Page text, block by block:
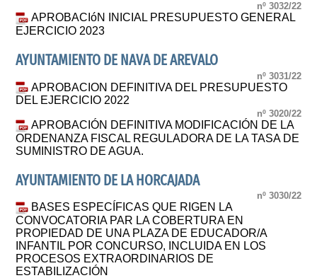
nº 3032/22
APROBACIóN INICIAL PRESUPUESTO GENERAL
EJERCICIO 2023
AYUNTAMIENTO DE NAVA DE AREVALO
nº 3031/22
APROBACION DEFINITIVA DEL PRESUPUESTO
DEL EJERCICIO 2022
nº 3020/22
APROBACIÓN DEFINITIVA MODIFICACIÓN DE LA
ORDENANZA FISCAL REGULADORA DE LA TASA DE
SUMINISTRO DE AGUA.
AYUNTAMIENTO DE LA HORCAJADA
nº 3030/22
BASES ESPECÍFICAS QUE RIGEN LA
CONVOCATORIA PAR LA COBERTURA EN
PROPIEDAD DE UNA PLAZA DE EDUCADOR/A
INFANTIL POR CONCURSO, INCLUIDA EN LOS
PROCESOS EXTRAORDINARIOS DE
ESTABILIZACIÓN